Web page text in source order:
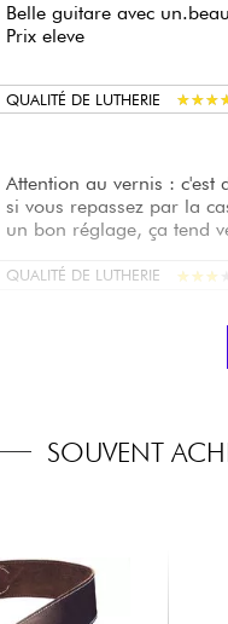
Belle guitare avec
Prix eleve
QUALITÉ DE LUTHERIE ★★★
★★★
Attention au vernis : c'est
si vous repassez par la
un bon réglage, ça tend
QUALITÉ DE LUTHERIE ★★★
★★★
Es una guitarra
SOUVENT